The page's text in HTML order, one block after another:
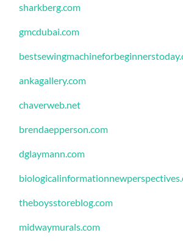
sharkberg.com
gmcdubai.com
ankagallery.com
chaverweb.net
brendaepperson.com
dglaymann.com
theboysstoreblog.com
midwaymurals.com